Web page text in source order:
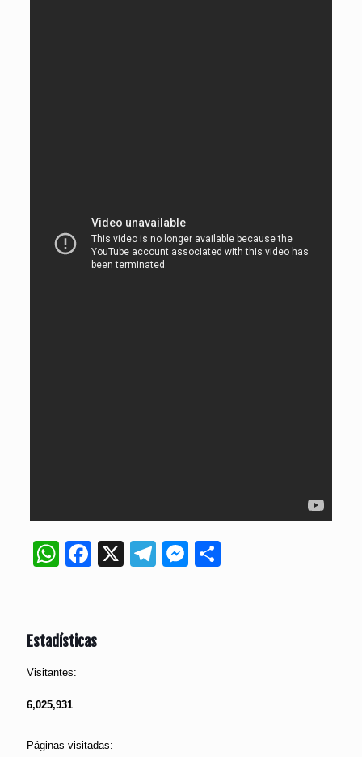
WhatsApp
Facebook
X Telegram
Messenger
Estadísticas
Visitantes:
6,025,931
Páginas visitadas: